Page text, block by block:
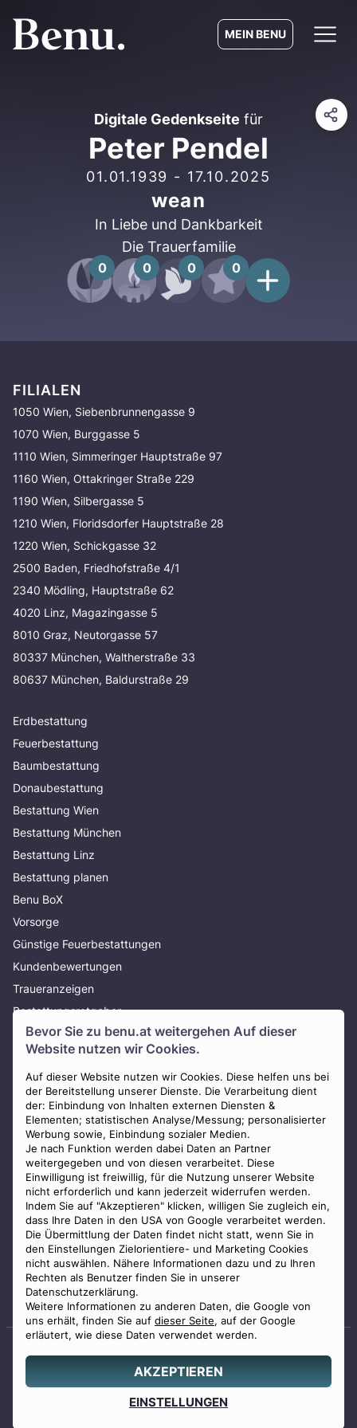
Bevor Sie zu benu.at weitergehen Auf dieser
Website nutzen wir Cookies.
Auf dieser Website nutzen wir Cookies. Diese helfen uns bei
der Bereitstellung unserer Dienste. Die Verarbeitung dient
der: Einbindung von Inhalten externen Diensten &
Elementen; statistischen Analyse/Messung; personalisierter
Werbung sowie, Einbindung sozialer Medien.
Je nach Funktion werden dabei Daten an Partner
weitergegeben und von diesen verarbeitet. Diese
Einwilligung ist freiwillig, für die Nutzung unserer Website
nicht erforderlich und kann jederzeit widerrufen werden.
Indem Sie auf "Akzeptieren" klicken, willigen Sie zugleich ein,
dass Ihre Daten in den USA von Google verarbeitet werden.
Die Übermittlung der Daten findet nicht statt, wenn Sie in
den Einstellungen Zielorientiere- und Marketing Cookies
nicht auswählen. Nähere Informationen dazu und zu Ihren
Rechten als Benutzer finden Sie in unserer
Datenschutzerklärung.
Weitere Informationen zu anderen Daten, die Google von
uns erhält, finden Sie auf dieser Seite, auf der Google
erläutert, wie diese Daten verwendet werden.
AKZEPTIEREN
EINSTELLUNGEN
MEIN BENU
0800 88 44 04
erstellen
Digitale Gedenkseite für
Peter Pendel
01.01.1939 - 17.10.2025
wean
In Liebe und Dankbarkeit
Die Trauerfamilie
0 0 0 0
FILIALEN
1050 Wien, Siebenbrunnengasse 9
1070 Wien, Burggasse 5
1110 Wien, Simmeringer Hauptstraße 97
1160 Wien, Ottakringer Straße 229
1190 Wien, Silbergasse 5
1210 Wien, Floridsdorfer Hauptstraße 28
1220 Wien, Schickgasse 32
2500 Baden, Friedhofstraße 4/1
2340 Mödling, Hauptstraße 62
4020 Linz, Magazingasse 5
8010 Graz, Neutorgasse 57
80337 München, Waltherstraße 33
80637 München, Baldurstraße 29
Erdbestattung
Feuerbestattung
Baumbestattung
Donaubestattung
Bestattung Wien
Bestattung München
Bestattung Linz
Bestattung planen
Benu BoX
Vorsorge
Günstige Feuerbestattungen
Kundenbewertungen
Traueranzeigen
Bestattungsratgeber
Über uns
Presse
AGB
Impressum
Datenschutz
Widerrufsbelehrung
Zahlungsmöglichkeiten
Staatlich geprüfter
© 2026 Benu GmbH. Alle Rechte vorbehalten.